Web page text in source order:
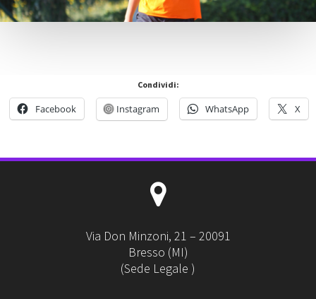
Condividi:
Facebook Instagram WhatsApp X
Via Don Minzoni, 21 – 20091
Bresso (MI)
(Sede Legale )